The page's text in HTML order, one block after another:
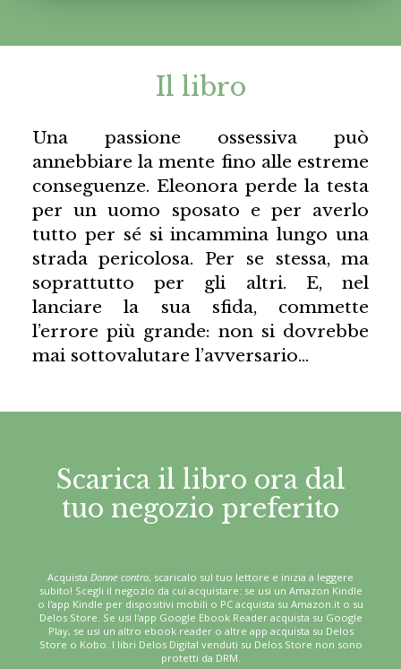
Il libro
Una passione ossessiva può
annebbiare la mente fino alle estreme
conseguenze. Eleonora perde la testa
per un uomo sposato e per averlo
tutto per sé si incammina lungo una
strada pericolosa. Per se stessa, ma
soprattutto per gli altri. E, nel
lanciare la sua sfida, commette
l’errore più grande: non si dovrebbe
mai sottovalutare l’avversario…
Scarica il libro ora dal
tuo negozio preferito
Acquista Donne contro, scaricalo sul tuo lettore e inizia a leggere
subito! Scegli il negozio da cui acquistare: se usi un Amazon Kindle
o l'app Kindle per dispositivi mobili o PC acquista su Amazon.it o su
Delos Store. Se usi l'app Google Ebook Reader acquista su Google
Play, se usi un altro ebook reader o altre app acquista su Delos
Store o Kobo. I libri Delos Digital venduti su Delos Store non sono
protetti da DRM.